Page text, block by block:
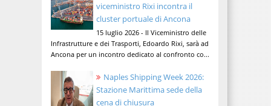
viceministro Rixi incontra il
cluster portuale di Ancona
15 luglio 2026 - Il Viceministro delle
Infrastrutture e dei Trasporti, Edoardo Rixi, sarà ad
Ancona per un incontro dedicato al confronto co...
Naples Shipping Week 2026:
Stazione Marittima sede della
cena di chiusura